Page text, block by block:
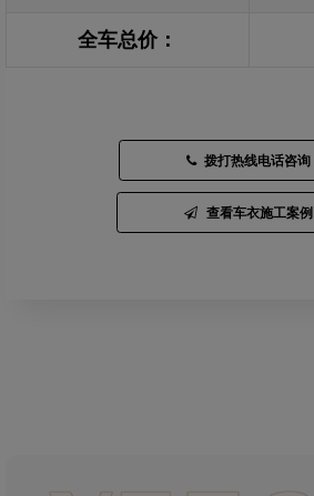
全车总价：
拨打热线电话咨询
查看车衣施工案例